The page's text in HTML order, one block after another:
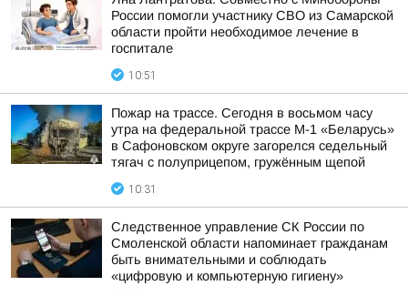
России помогли участнику СВО из Самарской
области пройти необходимое лечение в
госпитале
10:51
Пожар на трассе. Сегодня в восьмом часу
утра на федеральной трассе М-1 «Беларусь»
в Сафоновском округе загорелся седельный
тягач с полуприцепом, гружённым щепой
10:31
Следственное управление СК России по
Смоленской области напоминает гражданам
быть внимательными и соблюдать
«цифровую и компьютерную гигиену»